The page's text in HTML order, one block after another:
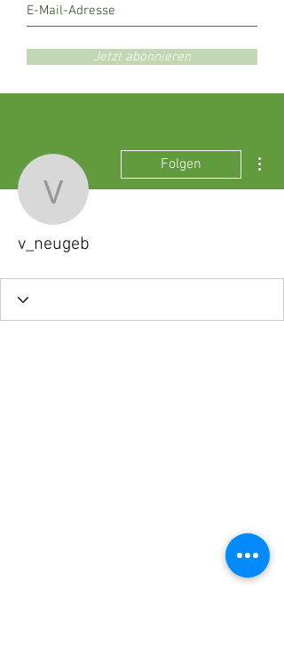
Jetzt abonnieren
v_neugeb
Folgen
v_neugeb